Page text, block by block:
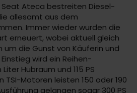
Seat Ateca bestreiten Diesel-
allesamt aus dem
Immer wieder wurden die
erneuert, wobei aktuell gleich
um die Gunst von Käuferin und
wird ein Reihen-
Hubraum und 115 PS
Motoren leisten 150 oder 190
gelangen sogar 300 PS